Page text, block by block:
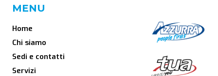
MENU
Home
Chi siamo
Sedi e contatti
Servizi